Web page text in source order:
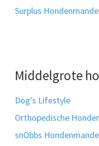
Surplus
Middelgrote
Dog's Lifestyle
Orthopedische
snObbs